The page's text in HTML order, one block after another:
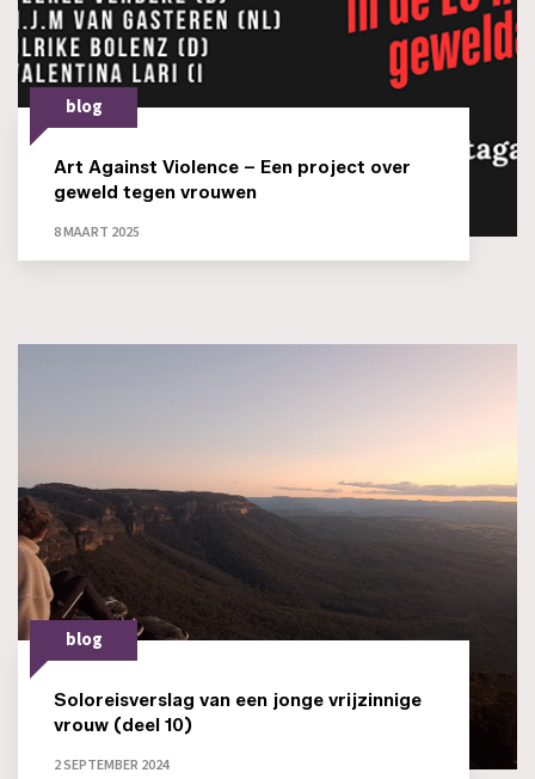
blog
Art Against Violence – Een project over
geweld tegen vrouwen
8 MAART 2025
blog
Soloreisverslag van een jonge vrijzinnige
vrouw (deel 10)
2 SEPTEMBER 2024